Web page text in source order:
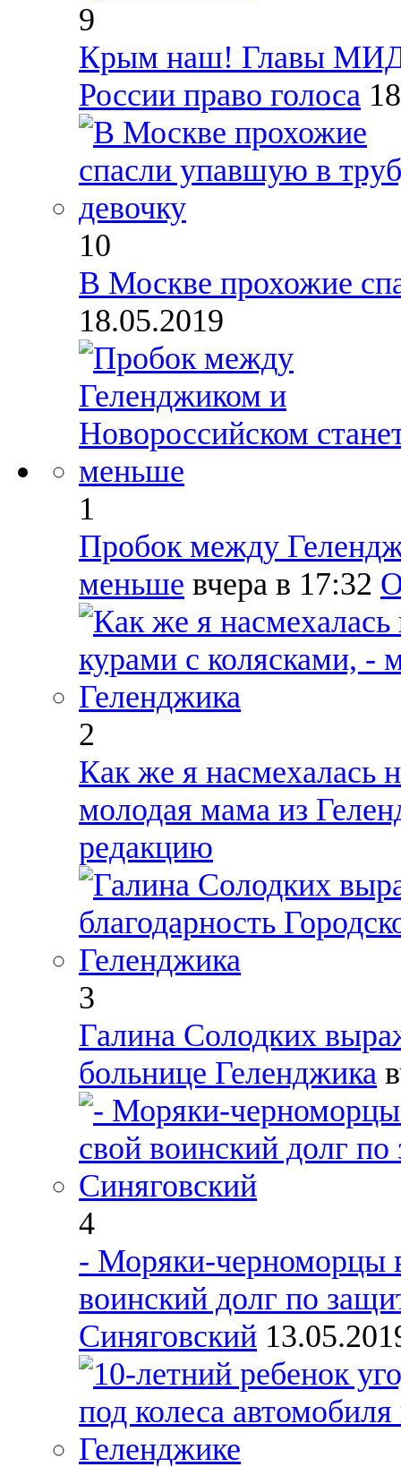
9
Крым наш! Главы МИД
России право голоса
10
В Москве прохожие
18.05.2019
1
Пробок между
меньше вчера в 17:32
2
Как же я насмехалась
молодая мама из
редакцию
3
Галина Солодких
больнице Геленджика
4
- Моряки-черноморцы
воинский долг по
Синяговский